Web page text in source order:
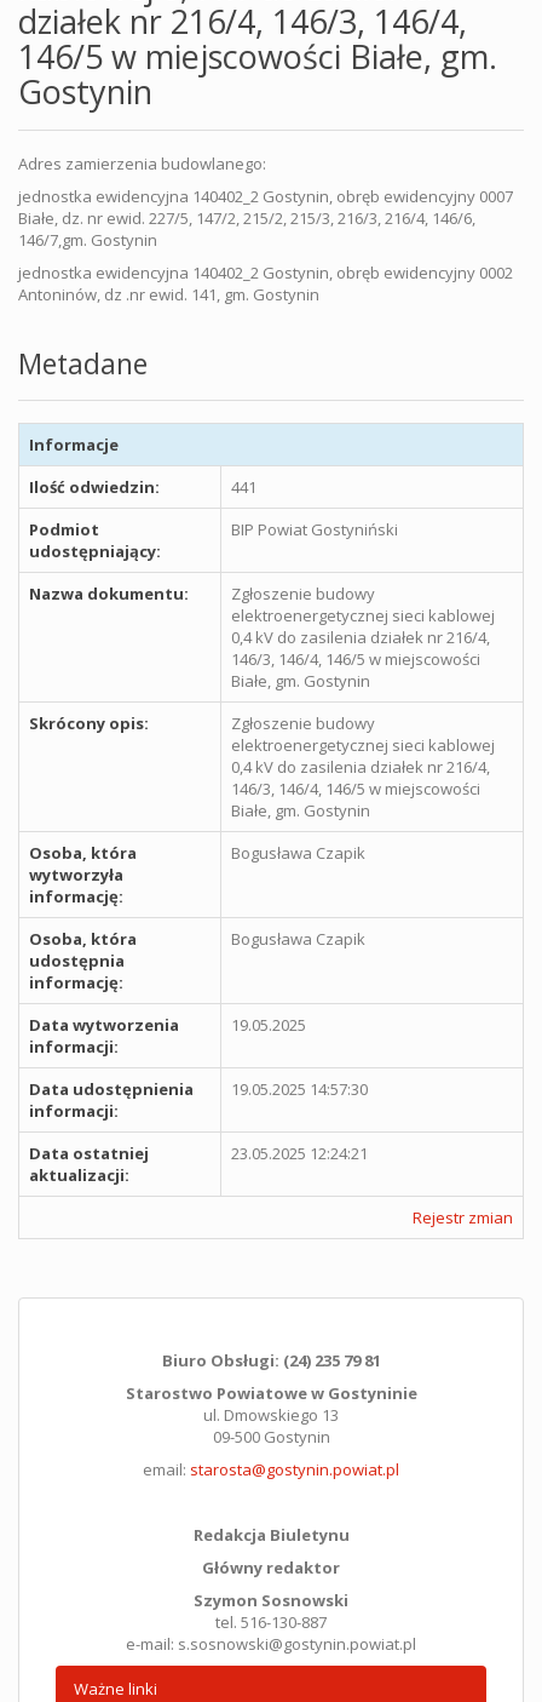
działek nr 216/4, 146/3, 146/4,
146/5 w miejscowości Białe, gm.
Gostynin
Adres zamierzenia budowlanego:
jednostka ewidencyjna 140402_2 Gostynin, obręb ewidencyjny 0007
Białe, dz. nr ewid. 227/5, 147/2, 215/2, 215/3, 216/3, 216/4, 146/6,
146/7,gm. Gostynin
jednostka ewidencyjna 140402_2 Gostynin, obręb ewidencyjny 0002
Antoninów, dz .nr ewid. 141, gm. Gostynin
Metadane
Informacje
Ilość odwiedzin:
441
Podmiot
udostępniający:
BIP Powiat Gostyniński
Nazwa dokumentu:
Zgłoszenie budowy
elektroenergetycznej sieci kablowej
0,4 kV do zasilenia działek nr 216/4,
146/3, 146/4, 146/5 w miejscowości
Białe, gm. Gostynin
Skrócony opis:
Zgłoszenie budowy
elektroenergetycznej sieci kablowej
0,4 kV do zasilenia działek nr 216/4,
146/3, 146/4, 146/5 w miejscowości
Białe, gm. Gostynin
Osoba, która
wytworzyła
informację:
Bogusława Czapik
Osoba, która
udostępnia
informację:
Bogusława Czapik
Data wytworzenia
informacji:
19.05.2025
Data udostępnienia
informacji:
19.05.2025 14:57:30
Data ostatniej
aktualizacji:
23.05.2025 12:24:21
Rejestr zmian
Biuro Obsługi: (24) 235 79 81
Starostwo Powiatowe w Gostyninie
ul. Dmowskiego 13
09-500 Gostynin
email: starosta@gostynin.powiat.pl
Redakcja Biuletynu
Główny redaktor
Szymon Sosnowski
tel. 516-130-887
e-mail: s.sosnowski@gostynin.powiat.pl
Ważne linki